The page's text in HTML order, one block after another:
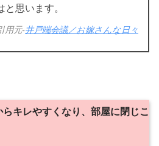
と思います。
用元-井戸端会議／お嫁さんな日々
キレやすくなり、部屋に閉じこ